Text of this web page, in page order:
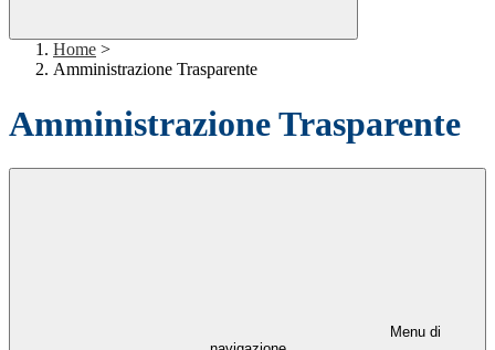
Home >
Amministrazione Trasparente
Amministrazione Trasparente
Menu di